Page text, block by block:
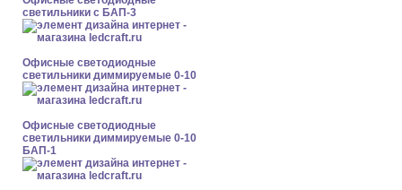
светильники с БАП-3
Офисные светодиодные
светильники диммируемые 0-10
Офисные светодиодные
светильники диммируемые 0-10
БАП-1